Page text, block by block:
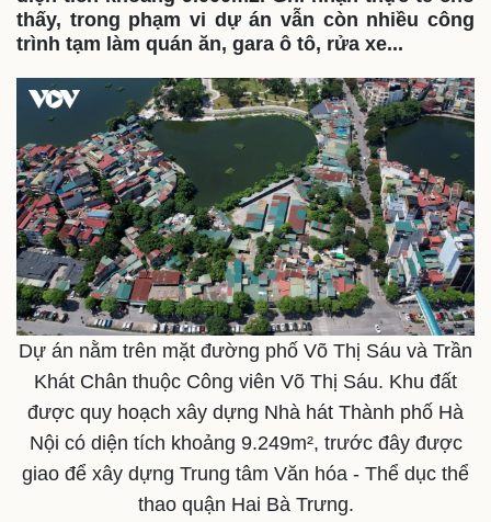
Quan sát
Cuộc sống đó đây
Ảnh
thấy, trong phạm vi dự án vẫn còn nhiều công
trình tạm làm quán ăn, gara ô tô, rửa xe...
Dự án nằm trên mặt đường phố Võ Thị Sáu và Trần
Khát Chân thuộc Công viên Võ Thị Sáu. Khu đất
được quy hoạch xây dựng Nhà hát Thành phố Hà
Nội có diện tích khoảng 9.249m², trước đây được
giao để xây dựng Trung tâm Văn hóa - Thể dục thể
thao quận Hai Bà Trưng.